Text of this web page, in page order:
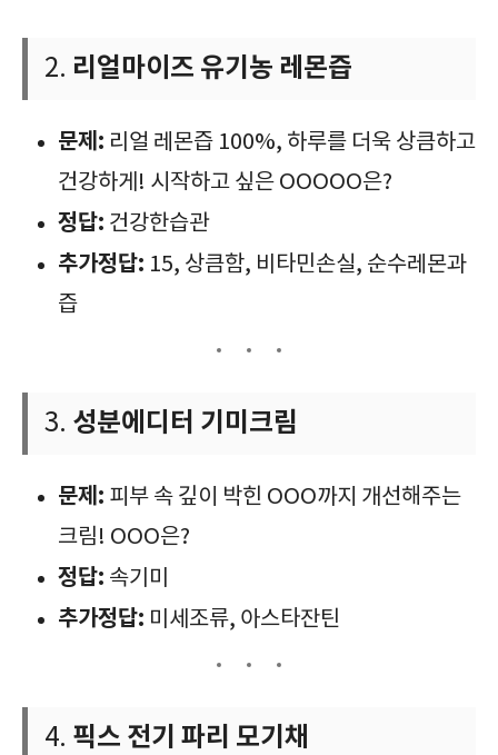
2. 리얼마이즈 유기농 레몬즙
문제: 리얼 레몬즙 100%, 하루를 더욱 상큼하고
건강하게! 시작하고 싶은 OOOOO은?
정답: 건강한습관
추가정답: 15, 상큼함, 비타민손실, 순수레몬과
즙
3. 성분에디터 기미크림
문제: 피부 속 깊이 박힌 OOO까지 개선해주는
크림! OOO은?
정답: 속기미
추가정답: 미세조류, 아스타잔틴
4. 픽스 전기 파리 모기채